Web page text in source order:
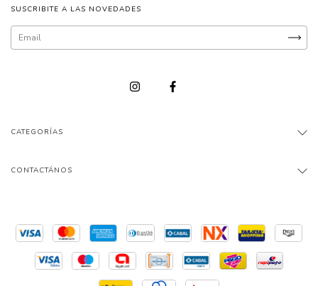
SUSCRIBITE A LAS NOVEDADES
CATEGORÍAS
CONTACTÁNOS